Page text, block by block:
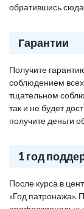
обратившись
Гарантии
Получите
соблюдением
тщательном
так и не будет
получите деньги
1 год
После курса в
«Год патронажа».